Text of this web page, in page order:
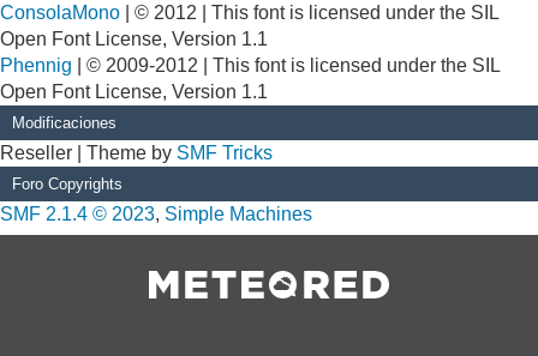
ConsolaMono | © 2012 | This font is licensed under the SIL
Open Font License, Version 1.1
Phennig | © 2009-2012 | This font is licensed under the SIL
Open Font License, Version 1.1
Modificaciones
Reseller | Theme by SMF Tricks
Foro Copyrights
SMF 2.1.4 © 2023, Simple Machines